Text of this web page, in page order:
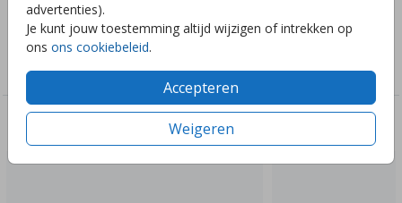
advertenties).
Je kunt jouw toestemming altijd wijzigen of intrekken op
ons ons cookiebeleid.
Accepteren
Weigeren
Collectie
Posters
Deze ontwerpen vind je misschien ook leuk